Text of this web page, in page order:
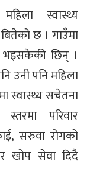
स्वास्थ्य
छ । गाउँमा
भइसकेकी छिन् ।
उनी पनि महिला
स्वास्थ्य सचेतना
परिवार
सरुवा रोगको
र खोप सेवा दिदै